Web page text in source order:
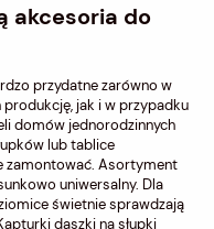
akcesoria do
przydatne zarówno w
jak i w przypadku
domów jednorodzinnych
lub tablice
zamontować. Asortyment
uniwersalny. Dla
świetnie sprawdzają
daszki na słupki